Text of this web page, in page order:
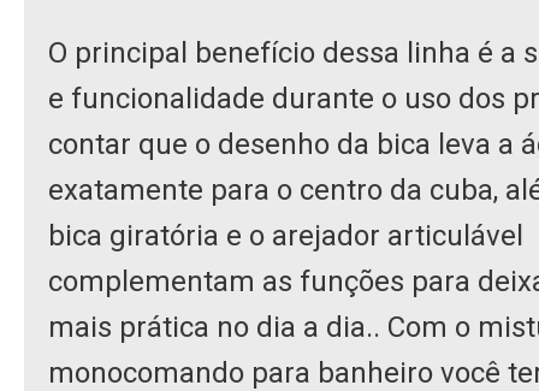
O principal benefício dessa linha é a
e funcionalidade durante o uso dos
contar que o desenho da bica leva a
exatamente para o centro da cuba,
bica giratória e o arejador articulável
complementam as funções para
mais prática no dia a dia.. Com o
monocomando para banheiro você